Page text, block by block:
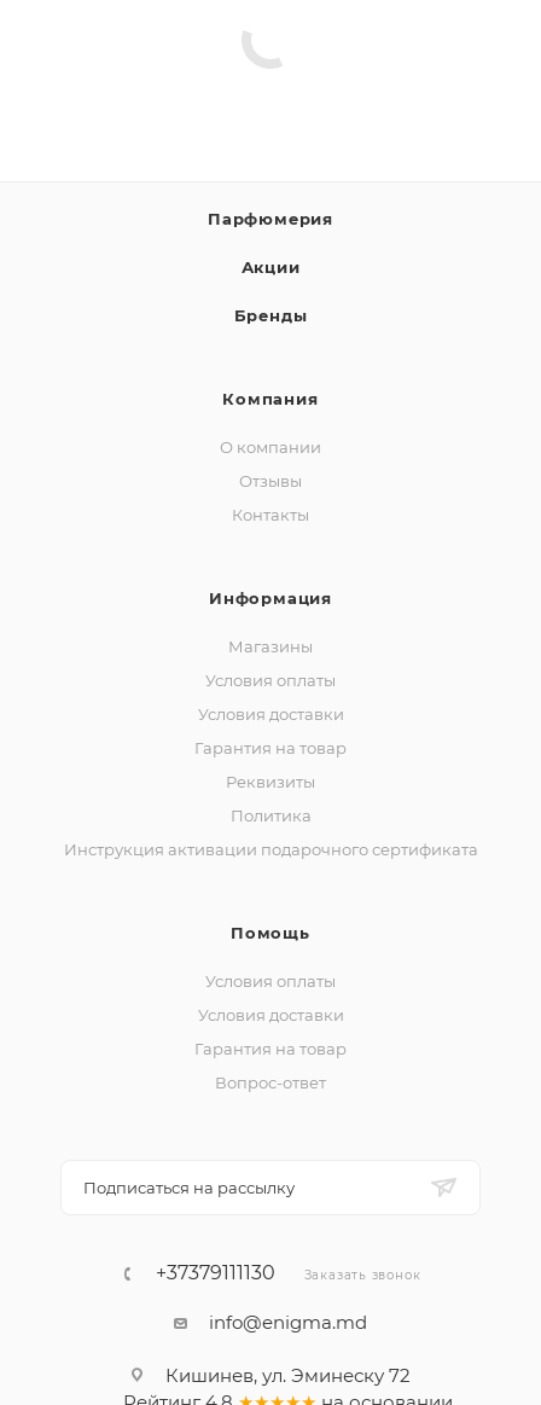
Парфюмерия
Акции
Бренды
Компания
О компании
Отзывы
Контакты
Информация
Магазины
Условия оплаты
Условия доставки
Гарантия на товар
Реквизиты
Политика
Инструкция активации подарочного сертификата
Помощь
Условия оплаты
Условия доставки
Гарантия на товар
Вопрос-ответ
Подписаться на рассылку
+37379111130 Заказать звонок
info@enigma.md
Кишинев, ул. Эминеску 72